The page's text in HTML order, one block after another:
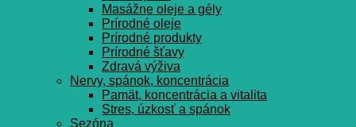
Masážne oleje a gély
Prírodné oleje
Prírodné produkty
Prírodné šťavy
Zdravá výživa
Nervy, spánok, koncentrácia
Pamät, koncentrácia a vitalita
Stres, úzkosť a spánok
Sezóna